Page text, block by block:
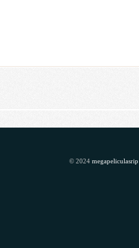
© 2024 megapeliculasrip